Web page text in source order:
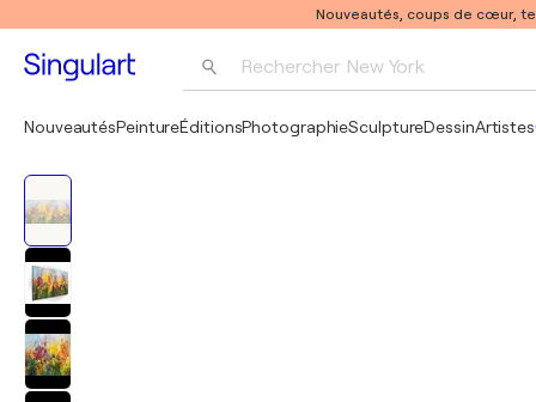
Nouveautés, coups de cœur,
Rechercher New York
NouveautésPeintureÉditionsPhotographieSculptureDessinArtistes